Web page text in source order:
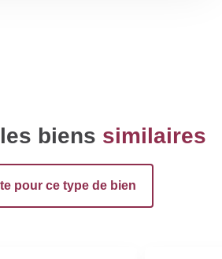
biens similaires
pour ce type de bien